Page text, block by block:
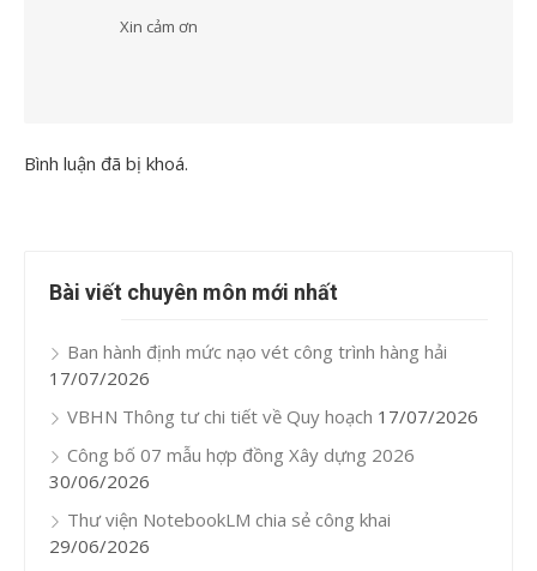
Xin cảm ơn
Bình luận đã bị khoá.
Bài viết chuyên môn mới nhất
Ban hành định mức nạo vét công trình hàng hải
17/07/2026
VBHN Thông tư chi tiết về Quy hoạch 17/07/2026
Công bố 07 mẫu hợp đồng Xây dựng 2026
30/06/2026
Thư viện NotebookLM chia sẻ công khai
29/06/2026